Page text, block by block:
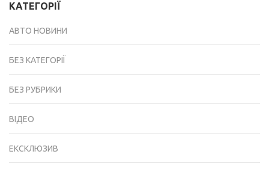
КАТЕГОРІЇ
АВТО НОВИНИ
БЕЗ КАТЕГОРІЇ
БЕЗ РУБРИКИ
ВІДЕО
ЕКСКЛЮЗИВ